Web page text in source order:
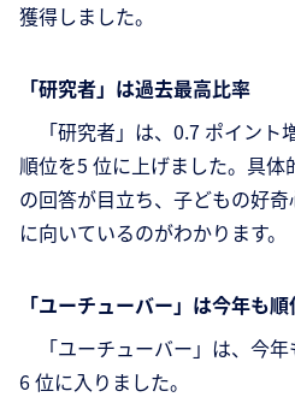
獲得しました。
「研究者」は過去最高比率
「研究者」は、0.7 ポイント
順位を5 位に上げました。具
の回答が目立ち、子どもの好
に向いているのがわかります。
「ユーチューバー」は今年も
「ユーチューバー」は、今
6 位に入りました。